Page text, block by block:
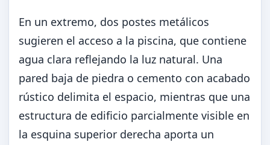
En un extremo, dos postes metálicos
sugieren el acceso a la piscina, que contiene
agua clara reflejando la luz natural. Una
pared baja de piedra o cemento con acabado
rústico delimita el espacio, mientras que una
estructura de edificio parcialmente visible en
la esquina superior derecha aporta un